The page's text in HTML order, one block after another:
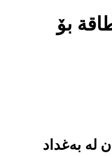
بۆ
لە بەغداد